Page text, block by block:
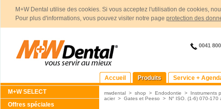
M+W Dental utilise des cookies. Si vous acceptez l'utilisation de cookies,
Pour plus d'informations, vous pouvez visiter notre page protection des
0041
Accueil Produits
Service +
M+W SELECT
Offres spéciales
mwdental > shop > Endodontie > Instruments
acier > Gates et Peeso > N° ISO. (1-6) 070-170